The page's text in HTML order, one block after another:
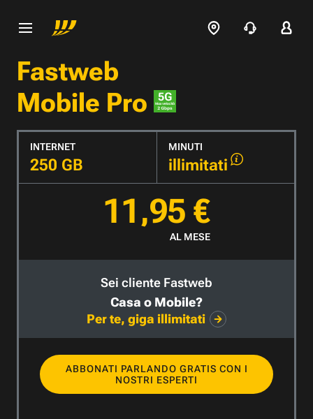
Fastweb
Mobile Pro
INTERNET
250 GB
MINUTI
illimitati
11,95 €
AL MESE
Sei cliente Fastweb
Casa o Mobile?
Per te, giga illimitati
ABBONATI PARLANDO GRATIS CON I
NOSTRI ESPERTI